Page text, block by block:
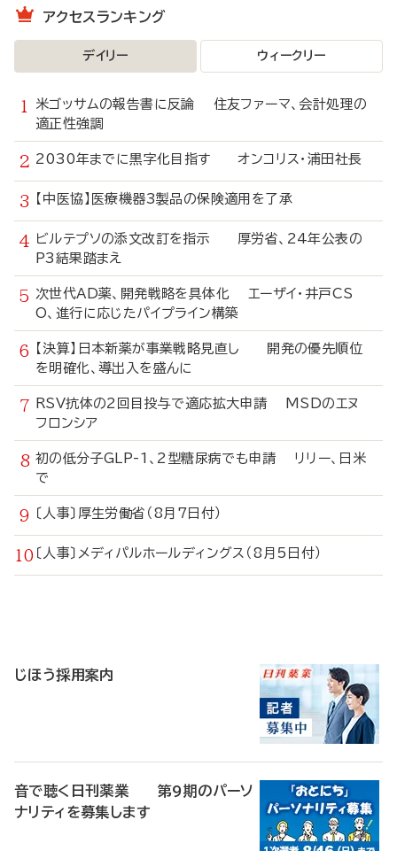
アクセスランキング
デイリー ウィークリー
米ゴッサムの報告書に反論 住友ファーマ、会計処理の
適正性強調
2030年までに黒字化目指す オンコリス・浦田社長
【中医協】医療機器3製品の保険適用を了承
ビルテプソの添文改訂を指示 厚労省、24年公表の
P3結果踏まえ
次世代AD薬、開発戦略を具体化 エーザイ・井戸CS
O、進行に応じたパイプライン構築
【決算】日本新薬が事業戦略見直し 開発の優先順位
を明確化、導出入を盛んに
RSV抗体の2回目投与で適応拡大申請 MSDのエヌ
フロンシア
初の低分子GLP-1、2型糖尿病でも申請 リリー、日米
で
〔人事〕厚生労働省（8月7日付）
〔人事〕メディパルホールディングス（8月5日付）
じほう採用案内
音で聴く日刊薬業 第9期のパーソ
ナリティを募集します